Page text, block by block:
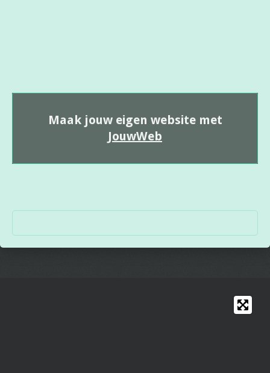
Maak jouw eigen website met
JouwWeb